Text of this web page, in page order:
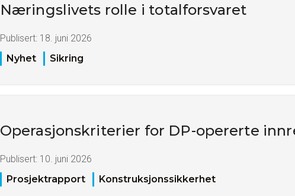
Næringslivets rolle i totalforsvaret
Publisert: 18. juni 2026
Nyhet
Sikring
Operasjonskriterier for DP-opererte
Publisert: 10. juni 2026
Prosjektrapport
Konstruksjonssikkerhet